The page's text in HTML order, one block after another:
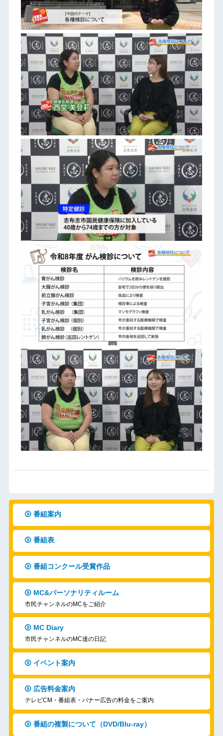
番組案内
番組表
番組コンクール受賞作品
MC&パーソナリティルーム
市民チャンネルのMCをご紹介
MC Diary
市民チャンネルのMC達の日記
イベント案内
広告料金案内
テレビCM・番組表・バナー広告の料金をご案内
番組の複製について（DVD/Blu-ray）